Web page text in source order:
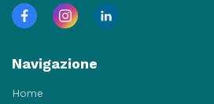
Navigazione
Home